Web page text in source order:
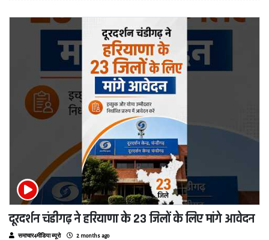
दूरदर्शन चंडीगढ़ ने हरियाणा के 23 जिलों के लिए मांगे आवेदन
समाचार4मीडिया ब्यूरो 2 months ago